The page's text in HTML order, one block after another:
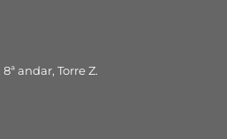
andar, Torre Z.